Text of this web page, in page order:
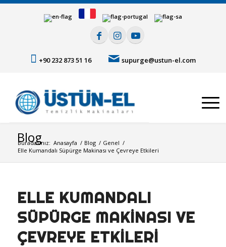
+90 232 873 51 16 supurge@ustun-el.com
Blog
Buradasınız: Anasayfa / Blog / Genel /
Elle Kumandalı Süpürge Makinası ve Çevreye Etkileri
ELLE KUMANDALI
SÜPÜRGE MAKINASI VE
ÇEVREYE ETKILERI